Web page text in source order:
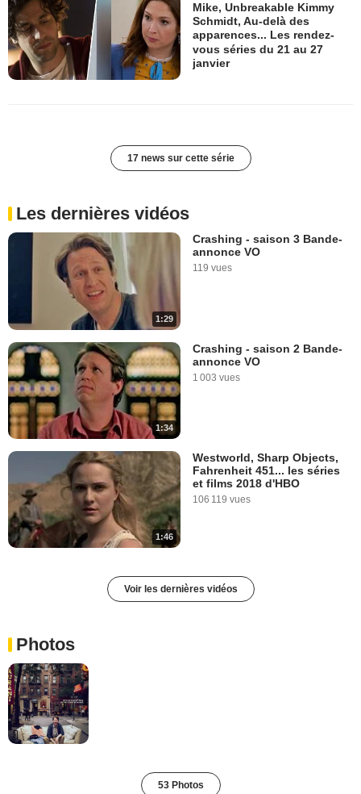
Mike, Unbreakable Kimmy
Schmidt, Au-delà des
apparences... Les rendez-
vous séries du 21 au 27
janvier
17 news sur cette série
Les dernières vidéos
1:29
Crashing - saison 3 Bande-
annonce VO
119 vues
1:34
Crashing - saison 2 Bande-
annonce VO
1 003 vues
1:46
Westworld, Sharp Objects,
Fahrenheit 451... les séries
et films 2018 d'HBO
106 119 vues
Voir les dernières vidéos
Photos
53 Photos